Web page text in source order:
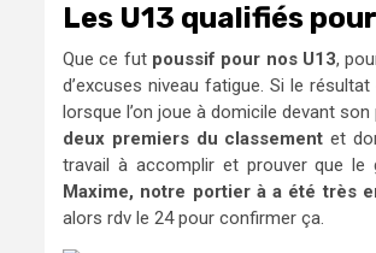
Les U13 qualifiés
Que ce fut poussif pour nos U13,
d’excuses niveau fatigue. Si le
lorsque l’on joue à domicile devant
deux premiers du classement et
travail à accomplir et prouver que le
Maxime, notre portier à a été très
alors rdv le 24 pour confirmer ça.